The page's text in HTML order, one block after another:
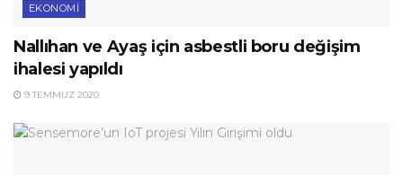
EKONOMI
Nallıhan ve Ayaş için asbestli boru değişim
ihalesi yapıldı
9 TEMMUZ 2020